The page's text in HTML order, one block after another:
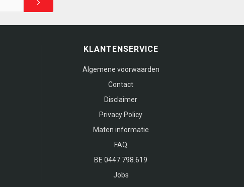
KLANTENSERVICE
Algemene voorwaarden
Contact
Disclaimer
Privacy Policy
Maten informatie
FAQ
BE 0447.798.619
Jobs